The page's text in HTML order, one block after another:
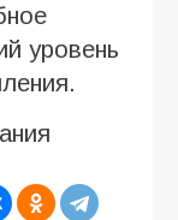
уровень